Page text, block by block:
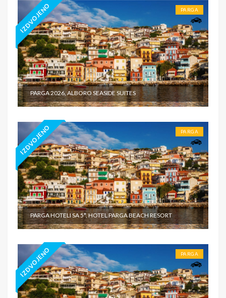
IZDVOJENO PARGA
PARGA 2026, ALBORO SEASIDE SUITES
IZDVOJENO PARGA
PARGA HOTELI SA 5*, HOTEL PARGA BEACH RESORT
IZDVOJENO PARGA